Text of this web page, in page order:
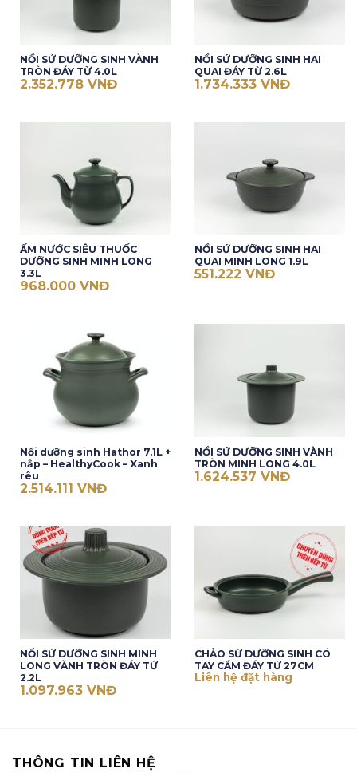
NỒI SỨ DƯỠNG SINH VÀNH
TRÒN ĐÁY TỪ 4.0L
2.352.778 VNĐ
NỒI SỨ DƯỠNG SINH HAI
QUAI ĐÁY TỪ 2.6L
1.734.333 VNĐ
ẤM NƯỚC SIÊU THUỐC
DƯỠNG SINH MINH LONG
3.3L
968.000 VNĐ
NỒI SỨ DƯỠNG SINH HAI
QUAI MINH LONG 1.9L
551.222 VNĐ
Nồi dưỡng sinh Hathor 7.1L +
nắp – HealthyCook – Xanh
rêu
2.514.111 VNĐ
NỒI SỨ DƯỠNG SINH VÀNH
TRÒN MINH LONG 4.0L
1.624.537 VNĐ
NỒI SỨ DƯỠNG SINH MINH
LONG VÀNH TRÒN ĐÁY TỪ
2.2L
1.097.963 VNĐ
CHẢO SỨ DƯỠNG SINH CÓ
TAY CẦM ĐÁY TỪ 27CM
Liên hệ đặt hàng
THÔNG TIN LIÊN HỆ